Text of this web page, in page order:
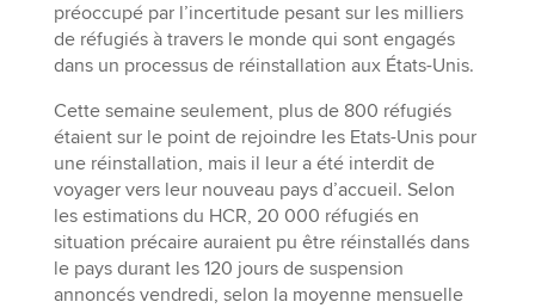
préoccupé par l’incertitude pesant sur les milliers
de réfugiés à travers le monde qui sont engagés
dans un processus de réinstallation aux États-Unis.
Cette semaine seulement, plus de 800 réfugiés
étaient sur le point de rejoindre les Etats-Unis pour
une réinstallation, mais il leur a été interdit de
voyager vers leur nouveau pays d’accueil. Selon
les estimations du HCR, 20 000 réfugiés en
situation précaire auraient pu être réinstallés dans
le pays durant les 120 jours de suspension
annoncés vendredi, selon la moyenne mensuelle